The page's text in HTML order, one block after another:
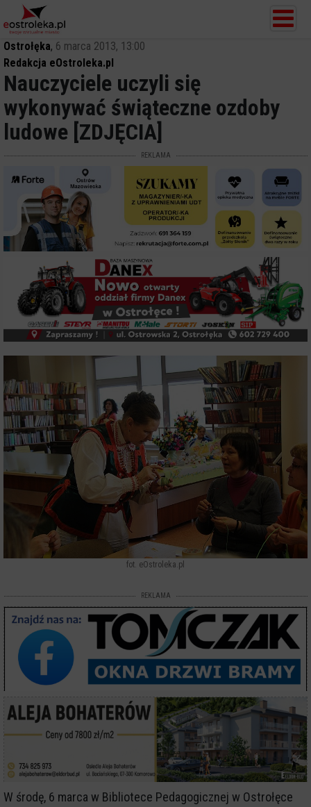
Ostrołęka, 6 marca 2013, 13:00
Redakcja eOstroleka.pl
Nauczyciele uczyli się
wykonywać świąteczne ozdoby
ludowe [ZDJĘCIA]
REKLAMA
fot. eOstroleka.pl
REKLAMA
W środę, 6 marca w Bibliotece Pedagogicznej w Ostrołęce